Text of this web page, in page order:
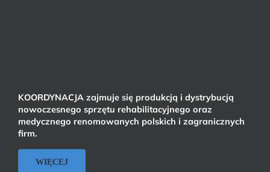
KOORDYNACJA zajmuje się produkcją i dystrybucją
nowoczesnego sprzętu rehabilitacyjnego oraz
medycznego renomowanych polskich i zagranicznych
firm.
WIĘCEJ